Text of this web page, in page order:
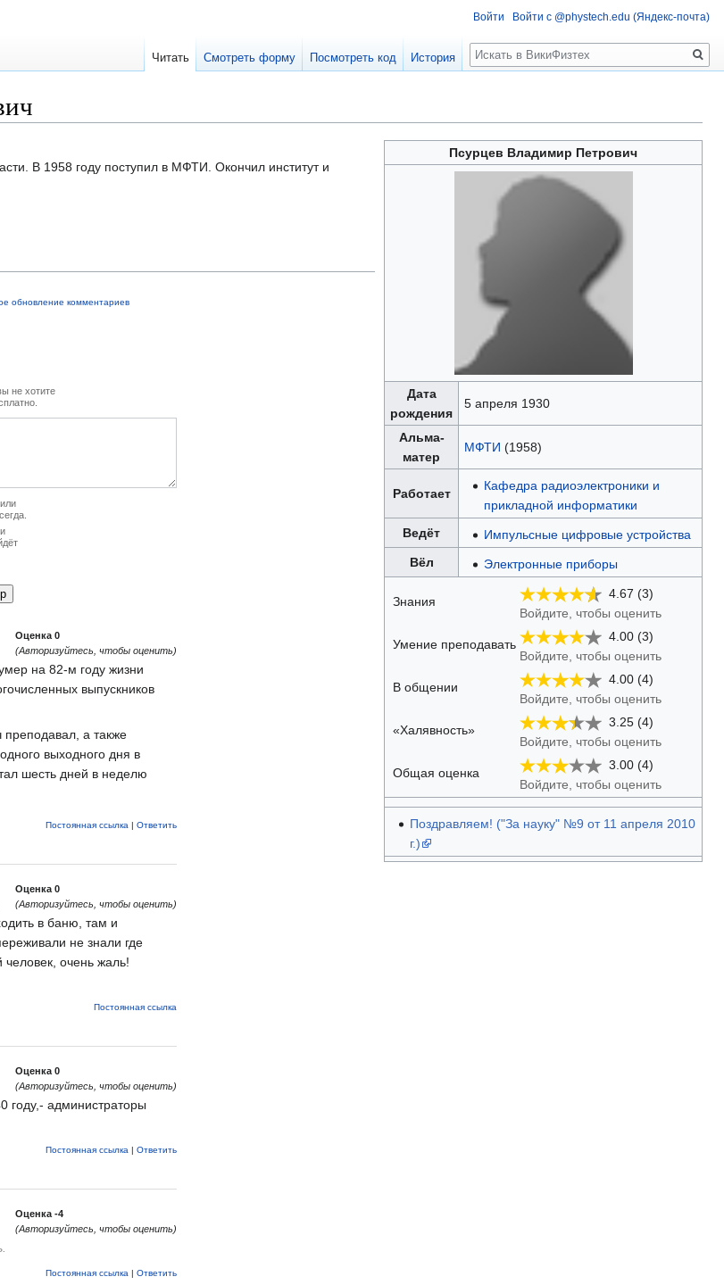
Псурцев Владимир Петрович
Дата
рождения
5 апреля 1930
Альма-
матер
МФТИ (1958)
Работает
Кафедра радиоэлектроники и
прикладной информатики
Ведёт
Импульсные цифровые устройства
Вёл
Электронные приборы
Знания
4.67 (3)
Войдите, чтобы оценить
Умение преподавать
4.00 (3)
Войдите, чтобы оценить
В общении
4.00 (4)
Войдите, чтобы оценить
«Халявность»
3.25 (4)
Войдите, чтобы оценить
Общая оценка
3.00 (4)
Войдите, чтобы оценить
Поздравляем! ("За науку" №9 от 11 апреля 2010
г.)
В 1958 году поступил в МФТИ. Окончил институт и
обновление комментариев
не хотите
Оценка 0
(Авторизуйтесь, чтобы оценить)
на 82-м году жизни
выпускников
а также
выходного дня в
шесть дней в неделю
Постоянная ссылка | Ответить
Оценка 0
(Авторизуйтесь, чтобы оценить)
в баню, там и
не знали где
очень жаль!
Постоянная ссылка
Оценка 0
(Авторизуйтесь, чтобы оценить)
году,- администраторы
Постоянная ссылка | Ответить
Оценка -4
(Авторизуйтесь, чтобы оценить)
Постоянная ссылка | Ответить
Войти Войти с @phystech.edu (Яндекс-почта)
Читать Смотреть форму Посмотреть код История
Поиск